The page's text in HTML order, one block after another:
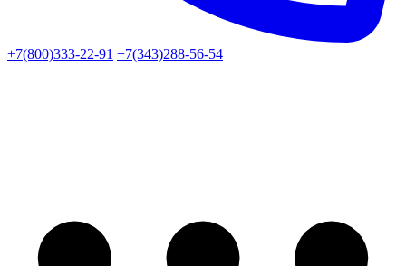
+7(800)333-22-91 +7(343)288-56-54